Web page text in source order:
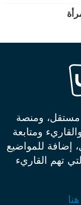
مستقل، ومنصة
ومتابعة
إضافة للمواضيع
تهم القاريء